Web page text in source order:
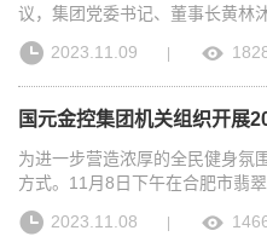
元保险、国元投资负责同志，介
关副秘书长，市委办、市发改委
村局、市地方金融监管局和蚌投
组织人事部、战略发展部主要负
记或分管负责人，党务和群团部
手奖：《山歌唱出好兆头》 国元
机关 徐迪《新征程》 国元证券
《飞云之下》 国元信托 刘婕、
君、周训杰《我期待》 国元保险
陈小妹《等待》 集团机关 苏雁
贾思泉最佳人气奖：《飞云之下
调歌头·重上井冈山》《沁园春·
产化解效率和水平。要立足长远
风险管理主体能力、提升风险管
化，确保支撑保障到位，真正实
规部作了风控工作报告，并对集
风险容忍度监测、授信额度监测
投融资区域集中度、股权投资项
入研讨。
元坚定按照省委省政府赋予的职
聚，经营发展势头强劲。省投与
通，双方合作源远流长，交流互
合作成果越来越丰硕。此次国元
行”，也是一次“学习之行、深化
大局，坚持“能合作尽合作、可合
建、基金投资、项目联动等各领
力现代化美好安徽建设展现更大
范。黄林沐表示，省投资集团始
神，勇担国有资本投资运营公司
议，集团党委书记、董事长黄林
结讲话。集团党委副书记、总经
秀玉出席会议，集团党委委员，
以及国元资本、集团资产运营部
次邀请民主党派和无党派人士列
式，专题学习习近平总书记在中
神，学习省委书记韩俊在学习践
赴合肥市现场办公会上和在调研
总结讲话中指出，要把学习贯彻
重要的政治任务，深入贯彻“八个
2023.11.09 |
国元金控集团机关组织开展
为进一步营造浓厚的全民健身氛
方式。11月8日下午在合肥市翡
2023年秋季健步走活动，集团
委员、副总经理邵文革及集团机
2023.11.08 |